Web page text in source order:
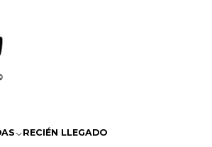
RECIÉN LLEGADO